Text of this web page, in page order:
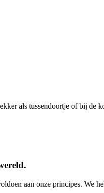
als tussendoortje of bij de
aan onze principes. We